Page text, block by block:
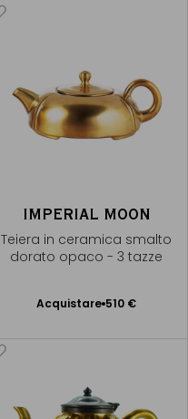
IMPERIAL MOON
Teiera in ceramica smalto
dorato opaco - 3 tazze
Acquistare 510 €
Aggiungere